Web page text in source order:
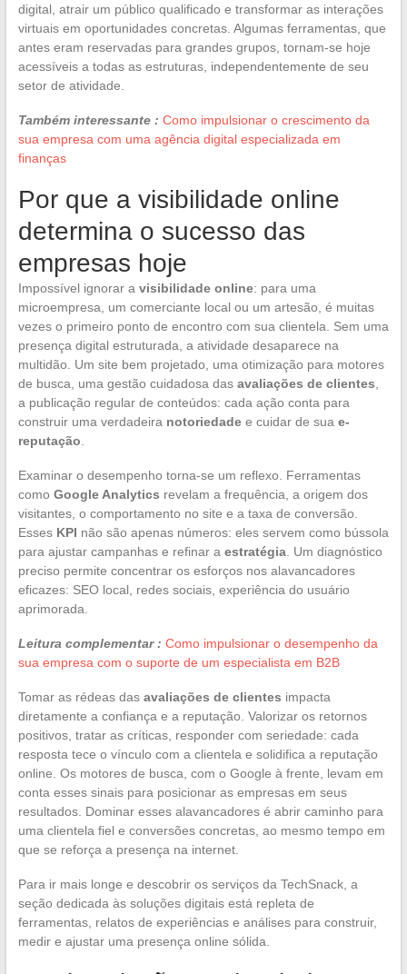
digital, atrair um público qualificado e transformar as interações
virtuais em oportunidades concretas. Algumas ferramentas, que
antes eram reservadas para grandes grupos, tornam-se hoje
acessíveis a todas as estruturas, independentemente de seu
setor de atividade.
Também interessante : Como impulsionar o crescimento da
sua empresa com uma agência digital especializada em
finanças
Por que a visibilidade online
determina o sucesso das
empresas hoje
Impossível ignorar a visibilidade online: para uma
microempresa, um comerciante local ou um artesão, é muitas
vezes o primeiro ponto de encontro com sua clientela. Sem uma
presença digital estruturada, a atividade desaparece na
multidão. Um site bem projetado, uma otimização para motores
de busca, uma gestão cuidadosa das avaliações de clientes
a publicação regular de conteúdos: cada ação conta para
construir uma verdadeira notoriedadee cuidar de sua e-
reputação
Examinar o desempenho torna-se um reflexo. Ferramentas
como Google Analytics revelam a frequência, a origem dos
visitantes, o comportamento no site e a taxa de conversão.
Esses KPI não são apenas números: eles servem como bússola
para ajustar campanhas e refinar a estratégia. Um diagnóstico
preciso permite concentrar os esforços nos alavancadores
eficazes: SEO local, redes sociais, experiência do usuário
aprimorada.
Leitura complementar : Como impulsionar o desempenho da
sua empresa com o suporte de um especialista em B2B
Tomar as rédeas das avaliações de clientes impacta
diretamente a confiança e a reputação. Valorizar os retornos
positivos, tratar as críticas, responder com seriedade: cada
resposta tece o vínculo com a clientela e solidifica a reputação
online. Os motores de busca, com o Google à frente, levam em
conta esses sinais para posicionar as empresas em seus
resultados. Dominar esses alavancadores é abrir caminho para
uma clientela fiel e conversões concretas, ao mesmo tempo em
que se reforça a presença na internet.
Para ir mais longe e descobrir os serviços da TechSnack, a
seção dedicada às soluções digitais está repleta de
ferramentas, relatos de experiências e análises para construir,
medir e ajustar uma presença online sólida.